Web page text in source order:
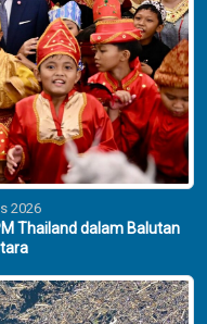
2026
Thailand dalam Balutan